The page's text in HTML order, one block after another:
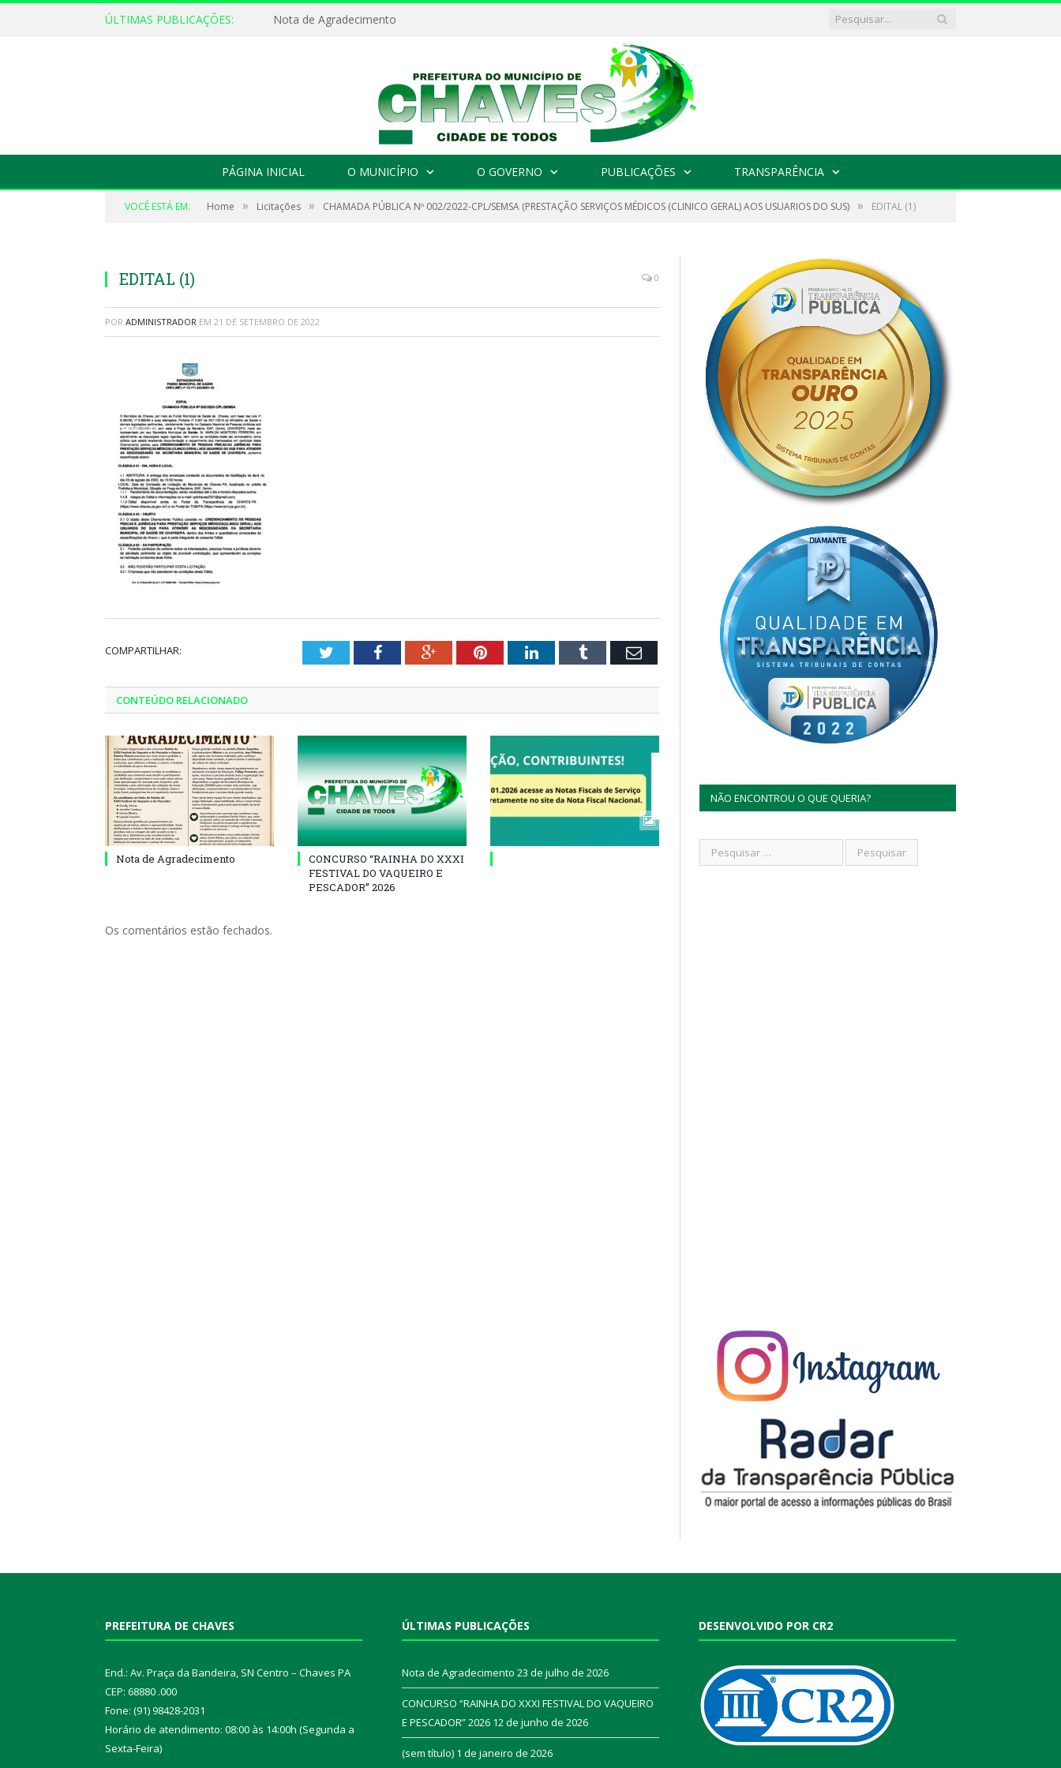
ÚLTIMAS PUBLICAÇÕES: Nota de Agradecimento
PÁGINA INICIAL O MUNICÍPIO O GOVERNO PUBLICAÇÕES TRANSPARÊNCIA
VOCÊ ESTÁ EM: Home » Licitações » CHAMADA PÚBLICA Nº 002/2022-CPL/SEMSA (PRESTAÇÃO SERVIÇOS MÉDICOS (CLINICO GERAL) AOS USUARIOS DO SUS) » EDITAL (1)
EDITAL (1) 0
POR ADMINISTRADOR EM 21 DE SETEMBRO DE 2022
COMPARTILHAR: TwitterFacebookGoogle+PinterestLinkedInTumblr Email
CONTEÚDO RELACIONADO
Nota de Agradecimento
CONCURSO “RAINHA DO XXXI
FESTIVAL DO VAQUEIRO E
PESCADOR” 2026
Os comentários estão fechados.
NÃO ENCONTROU O QUE QUERIA?
PREFEITURA DE CHAVES
End.: Av. Praça da Bandeira, SN Centro – Chaves PA
CEP: 68880 .000
Fone: (91) 98428-2031
Horário de atendimento: 08:00 às 14:00h (Segunda a
Sexta-Feira)
ÚLTIMAS PUBLICAÇÕES
Nota de Agradecimento 23 de julho de 2026
CONCURSO “RAINHA DO XXXI FESTIVAL DO VAQUEIRO
E PESCADOR” 2026 12 de junho de 2026
(sem título) 1 de janeiro de 2026
DESENVOLVIDO POR CR2